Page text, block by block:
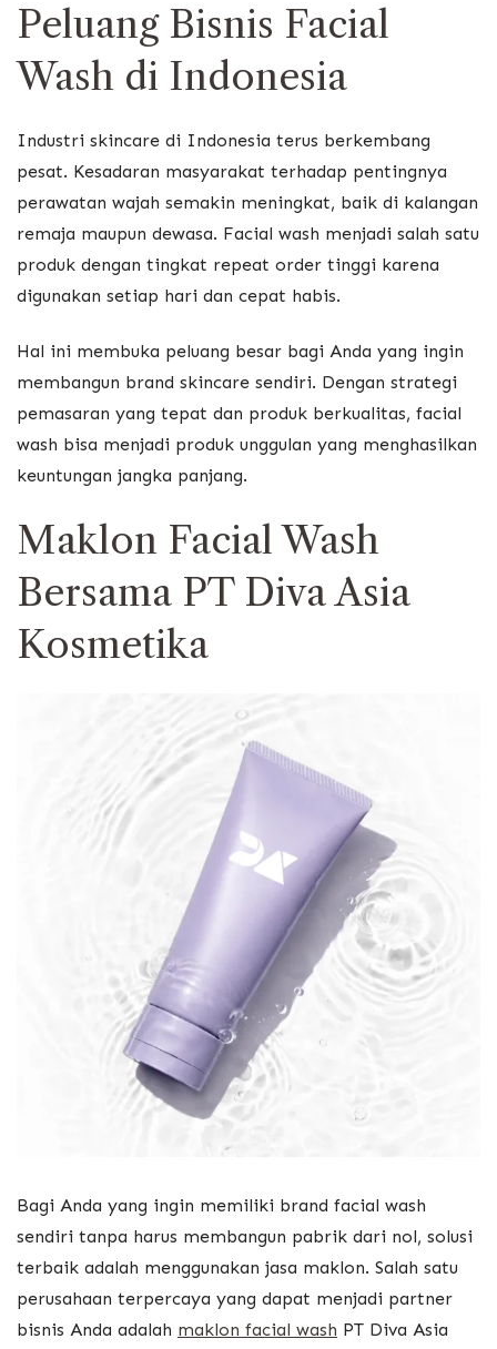
Peluang Bisnis Facial
Wash di Indonesia
Industri skincare di Indonesia terus berkembang
pesat. Kesadaran masyarakat terhadap pentingnya
perawatan wajah semakin meningkat, baik di kalangan
remaja maupun dewasa. Facial wash menjadi salah satu
produk dengan tingkat repeat order tinggi karena
digunakan setiap hari dan cepat habis.
Hal ini membuka peluang besar bagi Anda yang ingin
membangun brand skincare sendiri. Dengan strategi
pemasaran yang tepat dan produk berkualitas, facial
wash bisa menjadi produk unggulan yang menghasilkan
keuntungan jangka panjang.
Maklon Facial Wash
Bersama PT Diva Asia
Kosmetika
Bagi Anda yang ingin memiliki brand facial wash
sendiri tanpa harus membangun pabrik dari nol, solusi
terbaik adalah menggunakan jasa maklon. Salah satu
perusahaan terpercaya yang dapat menjadi partner
bisnis Anda adalah maklon facial wash PT Diva Asia